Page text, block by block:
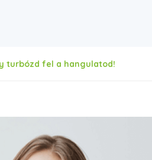
turbózd fel a hangulatod!